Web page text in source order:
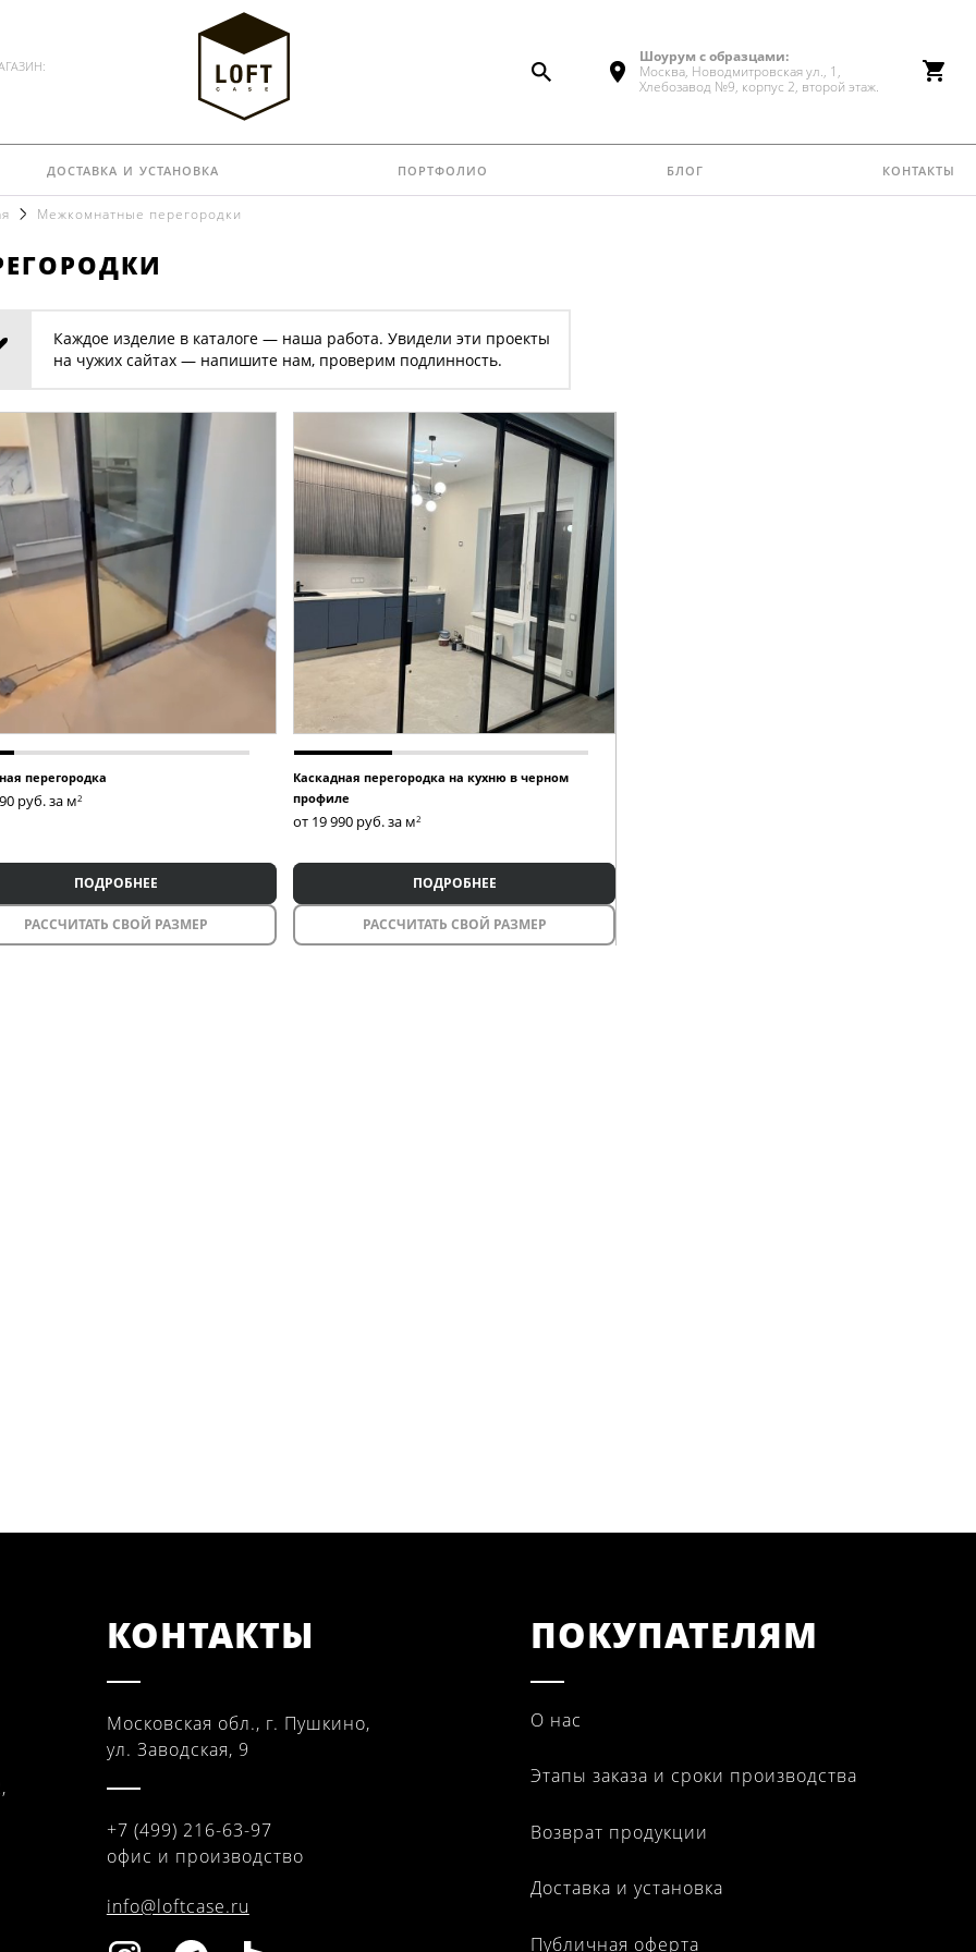
Шоурум с образцами:
Москва, Новодмитровская ул., 1,
Хлебозавод №9, корпус 2, второй этаж.
доставка и установка портфолио блог контакты
Межкомнатные перегородки
Межкомнатные перегородки
Каждое изделие в каталоге — наша работа. Увидели эти проекты
на чужих сайтах — напишите нам, проверим подлинность.
перегородка
руб. за м2
ПОДРОБНЕЕ
РАССЧИТАТЬ СВОЙ РАЗМЕР
Каскадная перегородка на кухню в черном
профиле
от 19 990 руб. за м2
ПОДРОБНЕЕ
РАССЧИТАТЬ СВОЙ РАЗМЕР
КОНТАКТЫ
Московская обл., г. Пушкино,
ул. Заводская, 9
+7 (499) 216-63-97
офис и производство
info@loftcase.ru
ПОКУПАТЕЛЯМ
О нас
Этапы заказа и сроки производства
Возврат продукции
Доставка и установка
Публичная оферта